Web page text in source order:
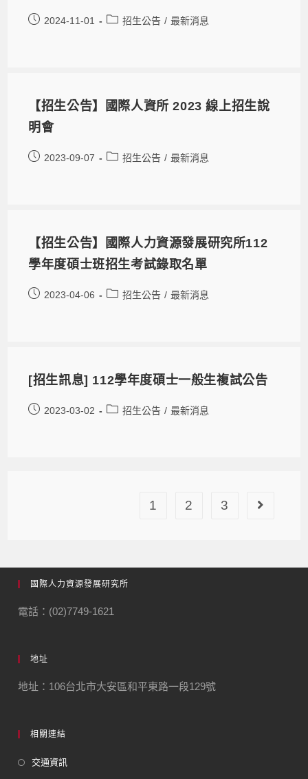
2024-11-01 招生公告 / 最新消息
【招生公告】國際人資所 2023 線上招生說
明會
2023-09-07 招生公告 / 最新消息
【招生公告】國際人力資源發展研究所112
學年度碩士班招生考試錄取名單
2023-04-06 招生公告 / 最新消息
[招生訊息] 112學年度碩士一般生複試公告
2023-03-02 招生公告 / 最新消息
1 2 3
國際人力資源發展研究所
電話：(02)7749-1621
地址
地址：106台北市大安區和平東路一段129號
相關連結
交通資訊